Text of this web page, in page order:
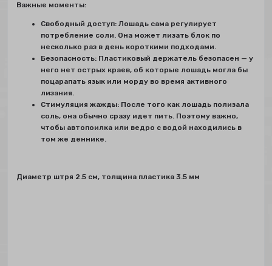
Важные моменты:
Свободный доступ: Лошадь сама регулирует
потребление соли. Она может лизать блок по
несколько раз в день короткими подходами.
Безопасность: Пластиковый держатель безопасен — у
него нет острых краев, об которые лошадь могла бы
поцарапать язык или морду во время активного
лизания.
Стимуляция жажды: После того как лошадь полизала
соль, она обычно сразу идет пить. Поэтому важно,
чтобы автопоилка или ведро с водой находились в
том же деннике.
Диаметр штря 2.5 см, толщина пластика 3.5 мм